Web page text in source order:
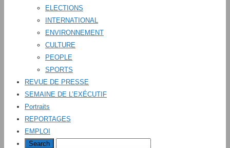
ELECTIONS
INTERNATIONAL
ENVIRONNEMENT
CULTURE
PEOPLE
SPORTS
REVUE DE PRESSE
SEMAINE DE L’EXÉCUTIF
Portraits
REPORTAGES
EMPLOI